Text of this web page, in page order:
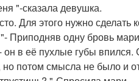
"-сказала девушка.
Для этого нужно сделать
Приподняв одну бровь
он в её пухлые губы
но потом смысла не было и